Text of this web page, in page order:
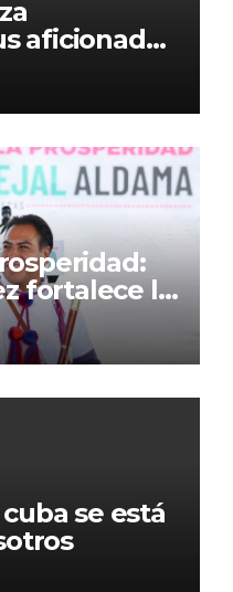
aficionados
2026
fortalece la
Aldama
se está